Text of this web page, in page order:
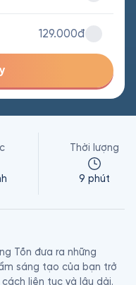
129.000đ
Thời lượng
9 phút
Tồn đưa ra những
sáng tạo của bạn trở
liên tục và lâu dài.